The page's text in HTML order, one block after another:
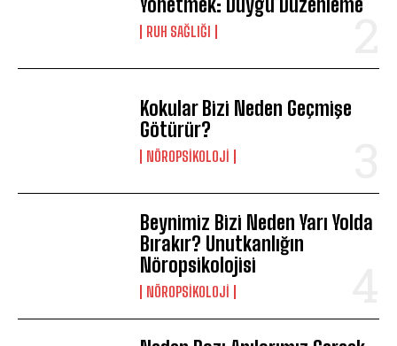
Yönetmek: Duygu Düzenleme
⁠RUH SAĞLIĞI
Kokular Bizi Neden Geçmişe
Götürür?
NÖROPSIKOLOJI
Beynimiz Bizi Neden Yarı Yolda
Bırakır? Unutkanlığın
Nöropsikolojisi
NÖROPSIKOLOJI